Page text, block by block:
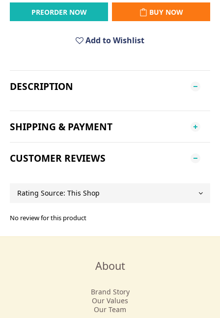
PREORDER NOW BUY NOW
Add to Wishlist
DESCRIPTION
SHIPPING & PAYMENT
CUSTOMER REVIEWS
No review for this product
About
Brand Story
Our Values
Our Team